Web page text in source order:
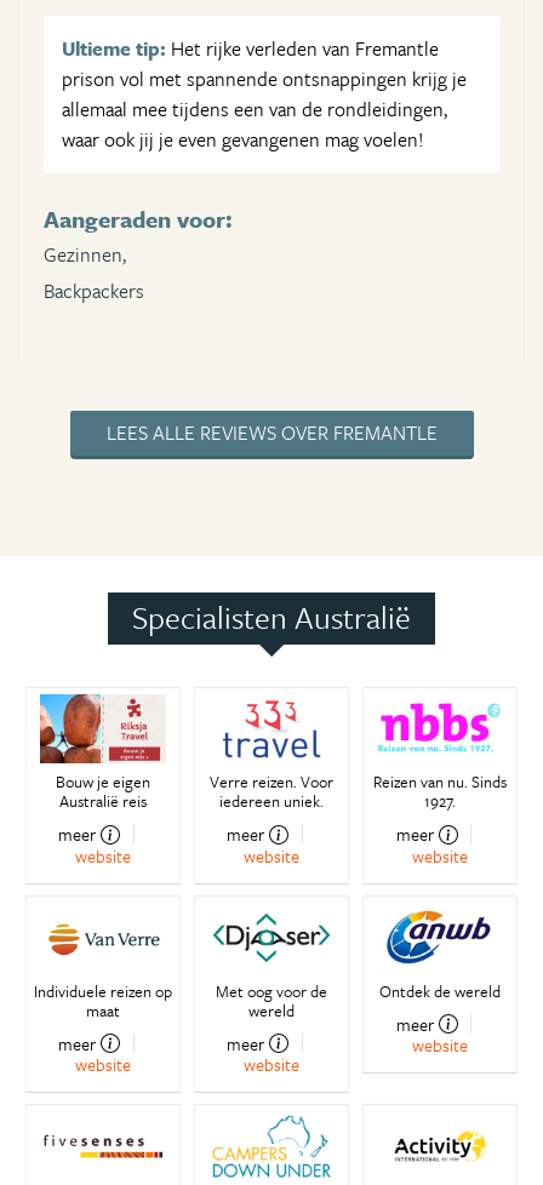
Ultieme tip: Het rijke verleden van Fremantle
prison vol met spannende ontsnappingen krijg je
allemaal mee tijdens een van de rondleidingen,
waar ook jij je even gevangenen mag voelen!
Aangeraden voor:
Gezinnen,
Backpackers
LEES ALLE REVIEWS OVER FREMANTLE
Specialisten Australië
Bouw je eigen
Australië reis
meer
website
Verre reizen. Voor
iedereen uniek.
meer
website
Reizen van nu. Sinds
1927.
meer
website
Individuele reizen op
maat
meer
website
Met oog voor de
wereld
meer
website
Ontdek de wereld
meer
website